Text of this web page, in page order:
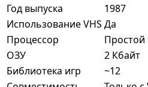
Год выпуска
1987
Использование VHS Да
Процессор
Простой
ОЗУ
2 Кбайт
Библиотека игр
~12